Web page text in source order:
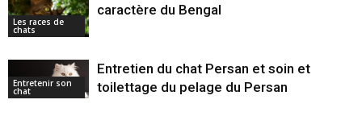
Les races de
chats
caractère du Bengal
Entretenir son
chat
Entretien du chat Persan et soin et
toilettage du pelage du Persan